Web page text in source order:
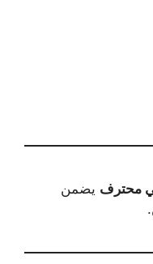
محترف يضمن